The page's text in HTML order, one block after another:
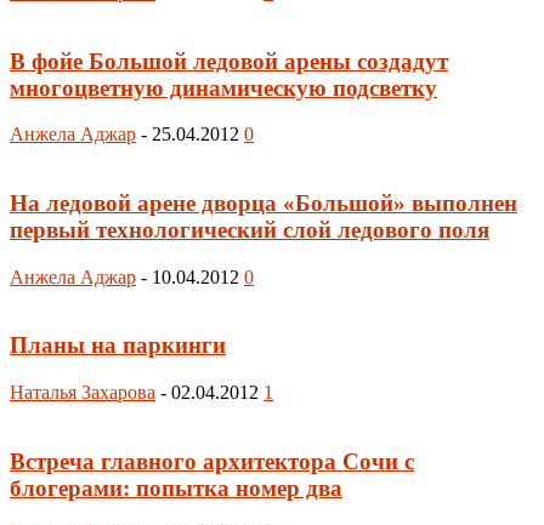
В фойе Большой ледовой арены создадут
многоцветную динамическую подсветку
Анжела Аджар - 25.04.2012 0
На ледовой арене дворца «Большой» выполнен
первый технологический слой ледового поля
Анжела Аджар - 10.04.2012 0
Планы на паркинги
Наталья Захарова - 02.04.2012 1
Встреча главного архитектора Сочи с
блогерами: попытка номер два